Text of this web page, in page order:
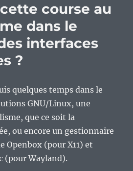
course au
dans le
interfaces
?
quelques temps dans le
GNU/Linux, une
que ce soit la
ou encore un gestionnaire
Openbox (pour X11) et
(pour Wayland).